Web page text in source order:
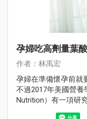
孕婦吃高劑量葉
作者：林禹宏
孕婦在準備懷孕前就
不過2017年美國營
Nutrition）有一項研
的認知發育。